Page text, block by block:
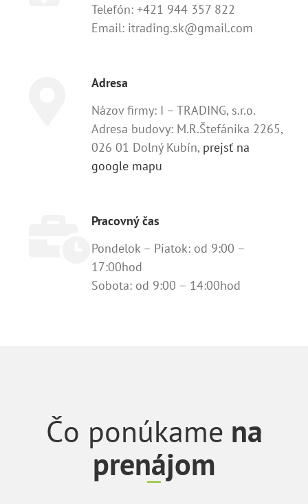
Telefón: +421 944 357 822
Email: itrading.sk@gmail.com
Adresa
Názov firmy: I – TRADING, s.r.o.
Adresa budovy: M.R.Štefánika 2265,
026 01 Dolný Kubín, prejsť na
google mapu
Pracovný čas
Pondelok – Piatok: od 9:00 –
17:00hod
Sobota: od 9:00 – 14:00hod
Čo ponúkame na
prenájom